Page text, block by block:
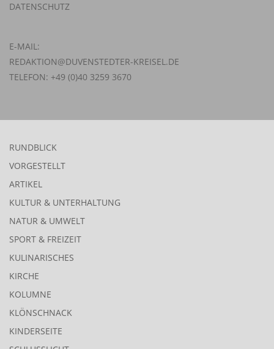
DATENSCHUTZ
E-MAIL:
REDAKTION@DUVENSTEDTER-KREISEL.DE
TELEFON: +49 (0)40 3259 3670
RUNDBLICK
VORGESTELLT
ARTIKEL
KULTUR & UNTERHALTUNG
NATUR & UMWELT
SPORT & FREIZEIT
KULINARISCHES
KIRCHE
KOLUMNE
KLÖNSCHNACK
KINDERSEITE